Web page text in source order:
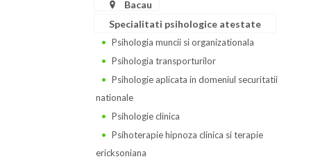
Bacau
Specialitati psihologice atestate
Psihologia muncii si organizationala
Psihologia transporturilor
Psihologie aplicata in domeniul securitatii
nationale
Psihologie clinica
Psihoterapie hipnoza clinica si terapie
ericksoniana